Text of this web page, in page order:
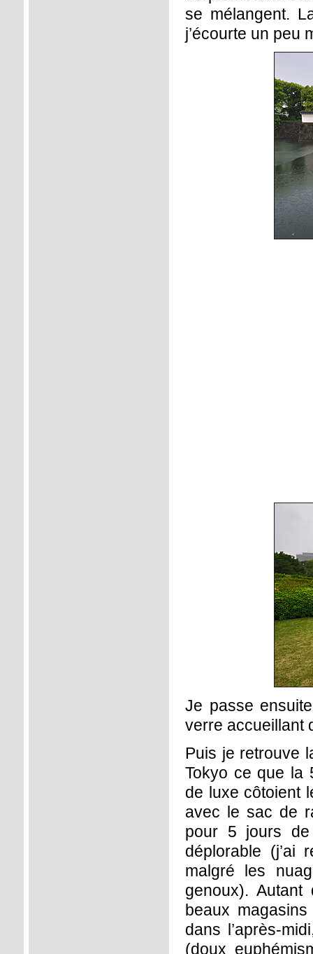
se mélangent.
j’écourte un peu
Je passe
verre accueillant
Puis je retrouve
Tokyo ce que la
de luxe côtoient
avec le sac de
pour 5 jours
déplorable (j’ai
malgré les
genoux).
beaux
dans l’après-
(doux